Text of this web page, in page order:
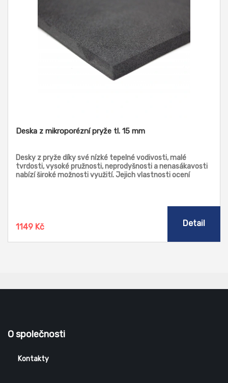
Deska z mikroporézní pryže tl. 15 mm
Desky z pryže díky své nízké tepelné vodivosti, malé
tvrdosti, vysoké pružnosti, neprodyšnosti a nenasákavosti
nabízí široké možnosti využití. Jejich vlastnosti ocení
1149 Kč Detail
O společnosti
Kontakty